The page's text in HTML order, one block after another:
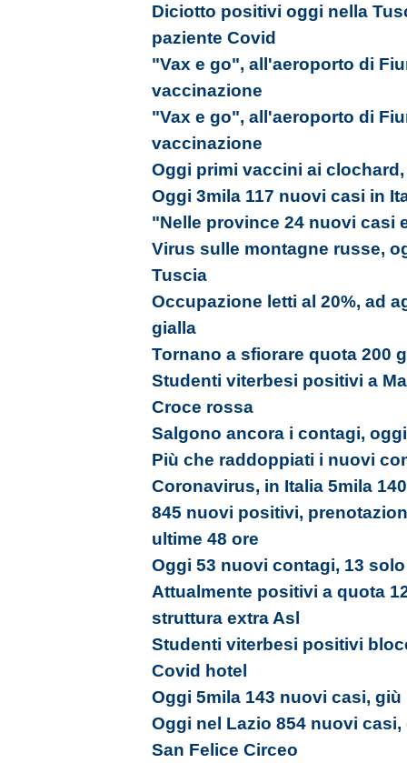
Diciotto positivi oggi nella
paziente Covid
"Vax e go", all'aeroporto di
vaccinazione
"Vax e go", all'aeroporto di
vaccinazione
Oggi primi vaccini ai
Oggi 3mila 117 nuovi casi in
"Nelle province 24 nuovi casi
Virus sulle montagne russe,
Tuscia
Occupazione letti al 20%, ad
gialla
Tornano a sfiorare quota 200
Studenti viterbesi positivi a
Croce rossa
Salgono ancora i contagi,
Più che raddoppiati i nuovi
Coronavirus, in Italia 5mila
845 nuovi positivi,
ultime 48 ore
Oggi 53 nuovi contagi, 13
Attualmente positivi a quota
struttura extra Asl
Studenti viterbesi positivi
Covid hotel
Oggi 5mila 143 nuovi casi,
Oggi nel Lazio 854 nuovi
San Felice Circeo